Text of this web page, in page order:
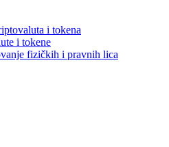
i tokena
i tokene
fizičkih i pravnih lica